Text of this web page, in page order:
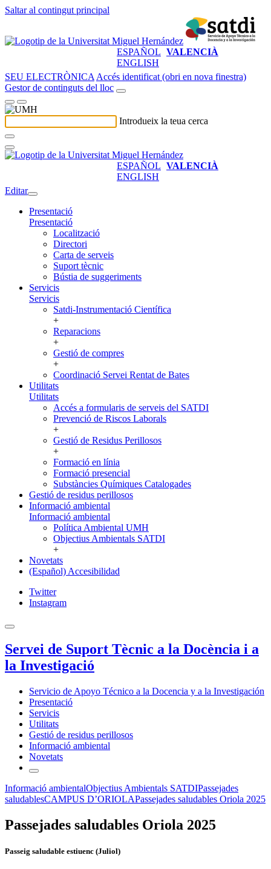
Saltar al contingut principal
ESPAÑOL VALENCIÀ
ENGLISH
SEU ELECTRÒNICA Accés identificat (obri en nova finestra)
Gestor de continguts del lloc
Introdueix la teua cerca
ESPAÑOL VALENCIÀ
ENGLISH
Editar
Presentació
Presentació
Localització
Directori
Carta de serveis
Suport tècnic
Bústia de suggeriments
Servicis
Servicis
Satdi-Instrumentació Científica
+
Reparacions
+
Gestió de compres
+
Coordinació Servei Rentat de Bates
Utilitats
Utilitats
Accés a formularis de serveis del SATDI
Prevenció de Riscos Laborals
+
Gestió de Residus Perillosos
+
Formació en línia
Formació presencial
Substàncies Químiques Catalogades
Gestió de residus perillosos
Informació ambiental
Informació ambiental
Política Ambiental UMH
Objectius Ambientals SATDI
+
Novetats
(Español) Accesibilidad
Twitter
Instagram
Servei de Suport Tècnic a la Docència i a
la Investigació
Servicio de Apoyo Técnico a la Docencia y a la Investigación
Presentació
Servicis
Utilitats
Gestió de residus perillosos
Informació ambiental
Novetats
Informació ambientalObjectius Ambientals SATDIPassejades
saludablesCAMPUS D’ORIOLAPassejades saludables Oriola 2025
Passejades saludables Oriola 2025
Passeig saludable estiuenc (Juliol)